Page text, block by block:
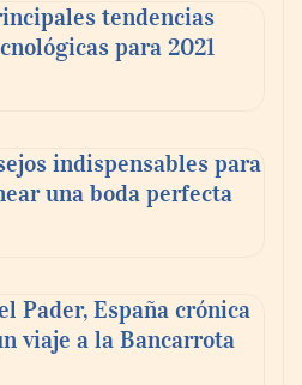
su Raw Bar: una
hasta el
tendencias
para 2021
indispensables para
una boda perfecta
Pader, España crónica
viaje a la Bancarrota